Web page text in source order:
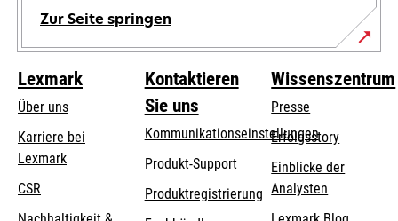
Zur Seite springen
Lexmark
Über uns
Karriere bei
Lexmark
CSR
Kontaktieren
Sie uns
Kommunikationseinstellungen
wird
in
einer
Produkt-Supportwird
einer
Produktregistrierung
Wissenszentrum
Presse
Erfolgsstory
Einblicke der
Analysten